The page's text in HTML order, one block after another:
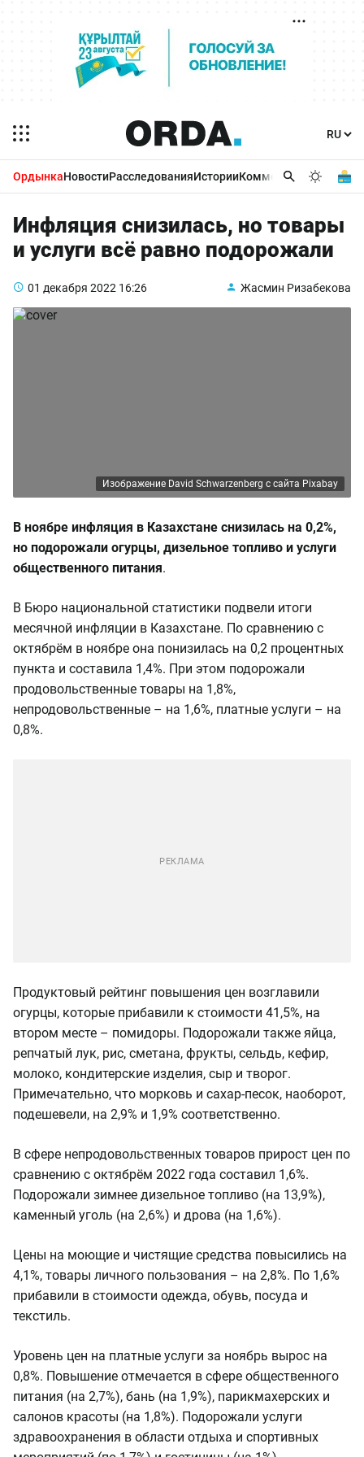
ОрдынкаНовостиРасследованияИсторииКомментарииБизнес
Инфляция снизилась, но товары
и услуги всё равно подорожали
01 декабря 2022 16:26 Жасмин Ризабекова
Изображение David Schwarzenberg с сайта Pixabay
В ноябре инфляция в Казахстане снизилась на 0,2%,
но подорожали огурцы, дизельное топливо и услуги
общественного питания.
В Бюро национальной статистики подвели итоги
месячной инфляции в Казахстане. По сравнению с
октябрём в ноябре она понизилась на 0,2 процентных
пункта и составила 1,4%. При этом подорожали
продовольственные товары на 1,8%,
непродовольственные – на 1,6%, платные услуги – на
0,8%.
Продуктовый рейтинг повышения цен возглавили
огурцы, которые прибавили к стоимости 41,5%, на
втором месте – помидоры. Подорожали также яйца,
репчатый лук, рис, сметана, фрукты, сельдь, кефир,
молоко, кондитерские изделия, сыр и творог.
Примечательно, что морковь и сахар-песок, наоборот,
подешевели, на 2,9% и 1,9% соответственно.
В сфере непродовольственных товаров прирост цен по
сравнению с октябрём 2022 года составил 1,6%.
Подорожали зимнее дизельное топливо (на 13,9%),
каменный уголь (на 2,6%) и дрова (на 1,6%).
Цены на моющие и чистящие средства повысились на
4,1%, товары личного пользования – на 2,8%. По 1,6%
прибавили в стоимости одежда, обувь, посуда и
текстиль.
Уровень цен на платные услуги за ноябрь вырос на
0,8%. Повышение отмечается в сфере общественного
питания (на 2,7%), бань (на 1,9%), парикмахерских и
салонов красоты (на 1,8%). Подорожали услуги
здравоохранения в области отдыха и спортивных